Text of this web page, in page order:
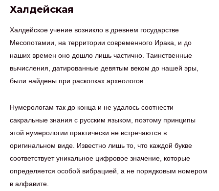
Халдейская
Халдейское учение возникло в древнем государстве
Месопотамии, на территории современного Ирака, и до
наших времен оно дошло лишь частично. Таинственные
вычисления, датированные девятым веком до нашей эры,
были найдены при раскопках археологов.
Нумерологам так до конца и не удалось соотнести
сакральные знания с русским языком, поэтому принципы
этой нумерологии практически не встречаются в
оригинальном виде. Известно лишь то, что каждой букве
соответствует уникальное цифровое значение, которые
определяется особой вибрацией, а не порядковым номером
в алфавите.